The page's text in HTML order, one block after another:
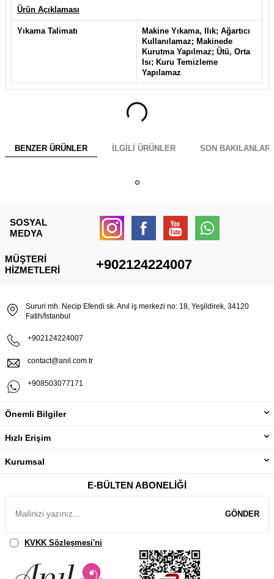
Ürün Açıklaması
Yıkama Talimatı
Makine Yıkama, Ilık; Ağartıcı
Kullanılamaz; Makinede
Kurutma Yapılmaz; Ütü, Orta
Isı; Kuru Temizleme
Yapılamaz
BENZER ÜRÜNLER İLGILI ÜRÜNLER SON BAKILANLAR
SOSYAL
MEDYA
MÜŞTERI
HIZMETLERI
+902124224007
Sururi mh. Necip Efendi sk. Anıl iş merkezi no: 18, Yeşildirek, 34120
Fatih/İstanbul
+902124224007
contact@anil.com.tr
+908503077171
Önemli Bilgiler
Hızlı Erişim
Kurumsal
E-BÜLTEN ABONELIĞI
GÖNDER
KVKK Sözleşmesi'ni